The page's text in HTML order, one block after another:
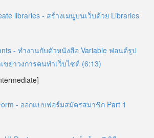
libraries - สร้างเมนูบนเว็บด้วย Libraries
- ทำงานกับตัวหนังสือ Variable ฟอนต์รูป
ขย่าวงการคนทำเว็บไซต์ (6:13)
- ออกแบบฟอร์มสมัครสมาชิก Part 1